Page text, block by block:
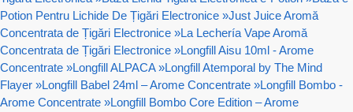
Potion Pentru Lichide De Țigări Electronice »Just Juice Aromă
Concentrata de Țigări Electronice »La Lechería Vape Aromă
Concentrata de Țigări Electronice »Longfill Aisu 10ml - Arome
Concentrate »Longfill ALPACA »Longfill Atemporal by The Mind
Flayer »Longfill Babel 24ml – Arome Concentrate »Longfill Bombo -
Arome Concentrate »Longfill Bombo Core Edition – Arome